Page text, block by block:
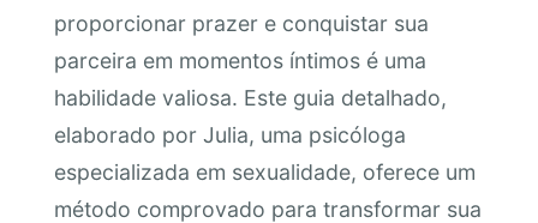
proporcionar prazer e conquistar sua
parceira em momentos íntimos é uma
habilidade valiosa. Este guia detalhado,
elaborado por Julia, uma psicóloga
especializada em sexualidade, oferece um
método comprovado para transformar sua